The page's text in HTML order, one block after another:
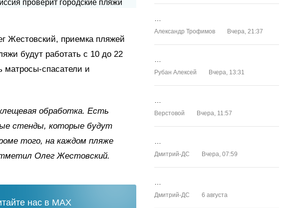
Жестовский, приемка пляжей
будут работать с 10 до 22
матросы-спасатели и
обработка. Есть
стенды, которые будут
того, на каждом пляже
Олег Жестовский.
нас в MAX
Александр Трофимов Вчера, 21:37
Рубан Алексей Вчера, 13:31
Верстовой Вчера, 11:57
Дмитрий-ДС Вчера, 07:59
Дмитрий-ДС 6 августа